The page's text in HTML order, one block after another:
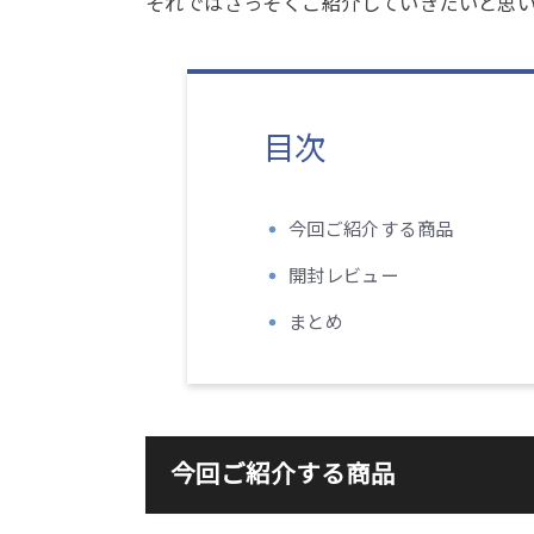
目次
今回ご紹介する商品
開封レビュー
まとめ
今回ご紹介する商品